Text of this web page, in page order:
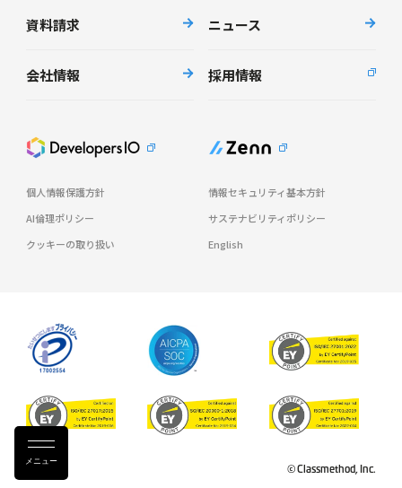
メニュー
資料請求 ニュース
会社情報 採用情報
個人情報保護方針
情報セキュリティ基本方針
AI倫理ポリシー
サステナビリティポリシー
クッキーの取り扱い
English
© Classmethod, Inc.